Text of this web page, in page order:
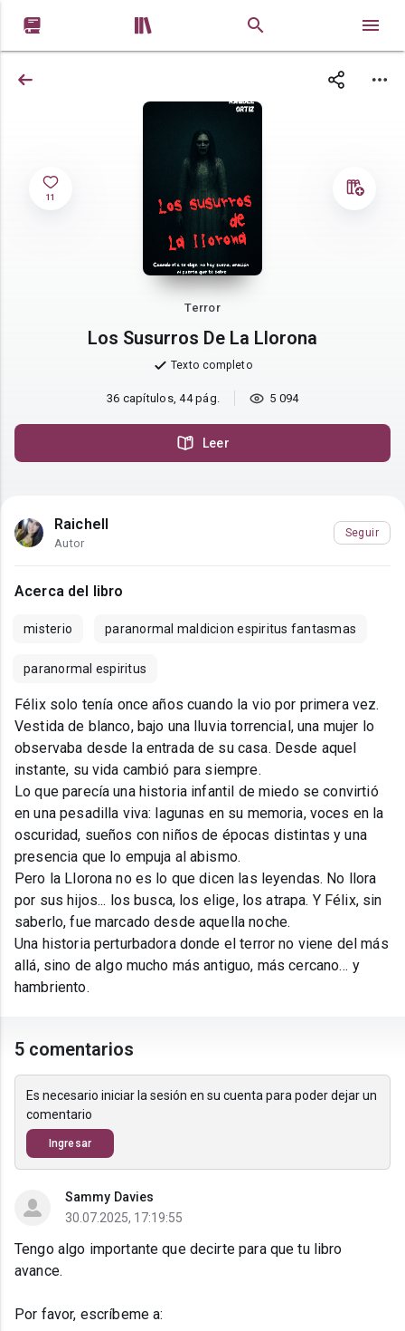
 
11
Terror
Los Susurros De La Llorona
Texto completo
36 capítulos, 44 pág. 5 094
Leer
Raichell
Autor
Seguir
Acerca del libro
misterio paranormal maldicion espiritus fantasmas
paranormal espiritus
Félix solo tenía once años cuando la vio por primera vez.
Vestida de blanco, bajo una lluvia torrencial, una mujer lo
observaba desde la entrada de su casa. Desde aquel
instante, su vida cambió para siempre.
Lo que parecía una historia infantil de miedo se convirtió
en una pesadilla viva: lagunas en su memoria, voces en la
oscuridad, sueños con niños de épocas distintas y una
presencia que lo empuja al abismo.
Pero la Llorona no es lo que dicen las leyendas. No llora
por sus hijos... los busca, los elige, los atrapa. Y Félix, sin
saberlo, fue marcado desde aquella noche.
Una historia perturbadora donde el terror no viene del más
allá, sino de algo mucho más antiguo, más cercano… y
hambriento.
5 comentarios
Es necesario iniciar la sesión en su cuenta para poder dejar un
comentario
Ingresar
Sammy Davies
30.07.2025, 17:19:55
Tengo algo importante que decirte para que tu libro
avance.
Por favor, escríbeme a: